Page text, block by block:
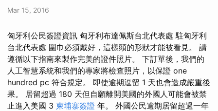
Mar 15, 2016
匈牙利公民簽證資訊 匈牙利布達佩斯台北代表處 駐匈牙利
台北代表處 圍巾必須戴好，這樣頭的形狀才能被看見。 請
遵循以下指南來製作完美的證件照片。 下訂單後，我們的
人工智慧系統和我們的專家將檢查照片，以保證 one
hundred pc 符合規定。 即使逾期逗留 1 天也會造成嚴重後
果。 居留超過 180 天但自願離開美國的外國人可能會被禁
止進入美國 3 柬埔寨簽證 年。 外國公民逾期居留超過一年